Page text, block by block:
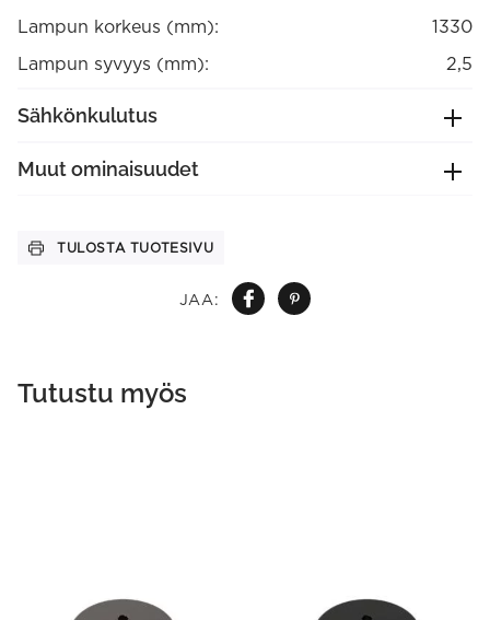
JAA:
Lampun korkeus (mm):
1330
Lampun syvyys (mm):
2,5
Sähkönkulutus
Muut ominaisuudet
TULOSTA TUOTESIVU
Tutustu myös